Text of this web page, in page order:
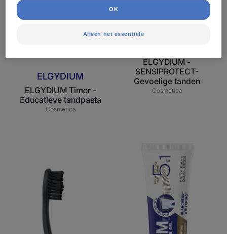
ELGYDIUM
ELGYDIUM Timer -
Educatieve tandpasta
Cosmetica
ELGYDIUM -
SENSIPROTECT-
Gevoelige tanden
Cosmetica
-
Tandenborstel
uit
actions
-
tandpastagel
Alleen het essentiële
OK